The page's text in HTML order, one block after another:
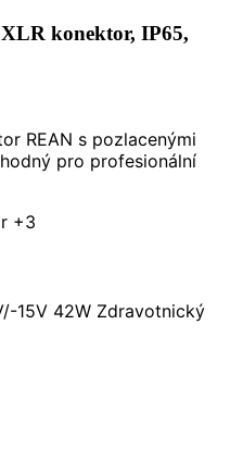
konektor, IP65,
REAN s pozlacenými
pro profesionální
+3
15V 42W Zdravotnický